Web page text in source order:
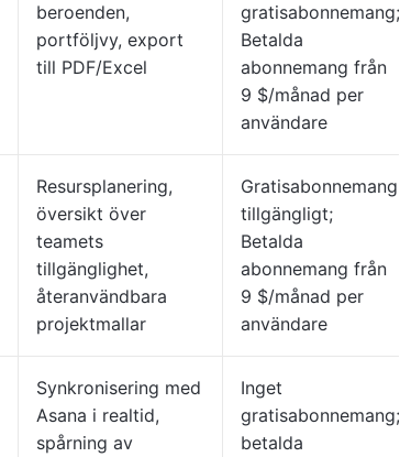
beroenden,
portföljvy, export
till PDF/Excel
gratisabonnemang;
Betalda
abonnemang från
9 $/månad per
användare
Resursplanering,
översikt över
teamets
tillgänglighet,
återanvändbara
projektmallar
Gratisabonnemang
tillgängligt;
Betalda
abonnemang från
9 $/månad per
användare
Synkronisering med
Asana i realtid,
spårning av
Inget
gratisabonnemang;
betalda